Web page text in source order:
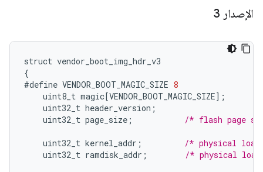
الإصدار 3
struct vendor_boot_img_hdr_v3
{
#define VENDOR_BOOT_MAGIC_SIZE 8
uint8_t magic[VENDOR_BOOT_MAGIC_SIZE] ;
uint32_t header_version ;
uint32_t page_size ; /* flash page
uint32_t kernel_addr ;
/* physical
uint32_t ramdisk_addr ; /* physical